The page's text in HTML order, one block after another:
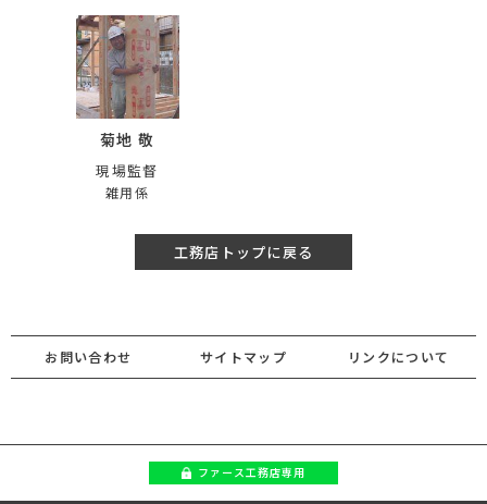
菊地 敬
現場監督
雑用係
工務店トップに戻る
お問い合わせ サイトマップ リンクについて
ファース工務店専用